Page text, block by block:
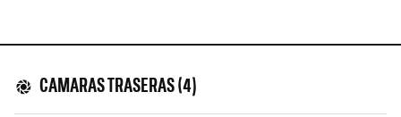
CAMARAS TRASERAS (4)